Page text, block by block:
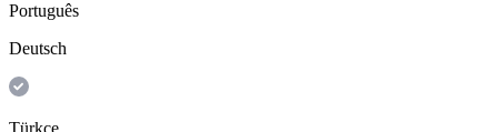
Português
Deutsch